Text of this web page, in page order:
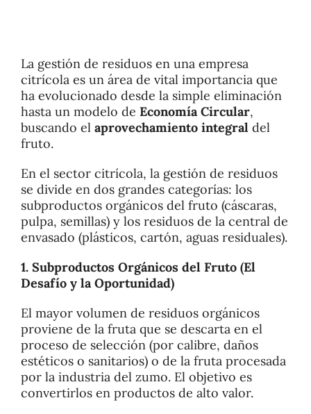
Sostenibilidad
Ferias
Empleo
Noticias
Contacto
La gestión de residuos en una empresa
citrícola es un área de vital importancia que
ha evolucionado desde la simple eliminación
hasta un modelo de Economía Circular,
buscando el aprovechamiento integraldel
fruto.
En el sector citrícola, la gestión de residuos
se divide en dos grandes categorías: los
subproductos orgánicos del fruto (cáscaras,
pulpa, semillas) y los residuos de la central de
envasado (plásticos, cartón, aguas residuales).
1. Subproductos Orgánicos del Fruto (El
Desafío y la Oportunidad)
El mayor volumen de residuos orgánicos
proviene de la fruta que se descarta en el
proceso de selección (por calibre, daños
estéticos o sanitarios) o de la fruta procesada
por la industria del zumo. El objetivo es
convertirlos en productos de alto valor.